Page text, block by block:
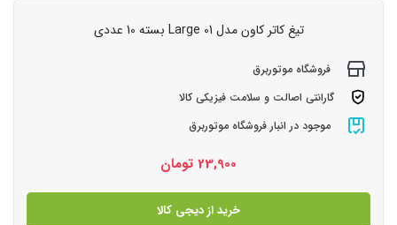
تیغ کاتر کاون مدل Large 01 بسته 10 عددی
فروشگاه موتوربرق
گارانتی اصالت و سلامت فیزیکی کالا
موجود در انبار فروشگاه موتوربرق
23,900 تومان
خرید از دیجی کالا